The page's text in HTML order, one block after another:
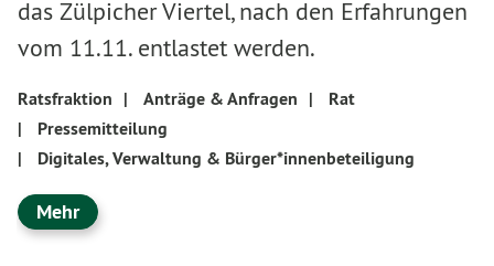
das Zülpicher Viertel, nach den Erfahrungen
vom 11.11. entlastet werden.
Ratsfraktion | Anträge & Anfragen |
Rat
|
Pressemitteilung
|
Digitales, Verwaltung & Bürger*innenbeteiligung
Mehr